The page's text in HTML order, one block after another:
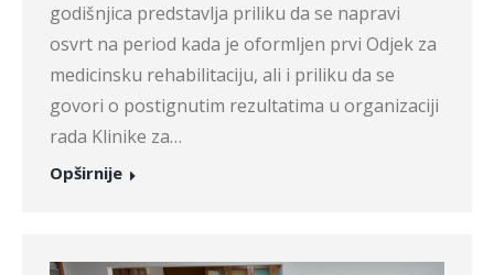
godišnjica predstavlja priliku da se napravi
osvrt na period kada je oformljen prvi Odjek za
medicinsku rehabilitaciju, ali i priliku da se
govori o postignutim rezultatima u organizaciji
rada Klinike za…
Opširnije